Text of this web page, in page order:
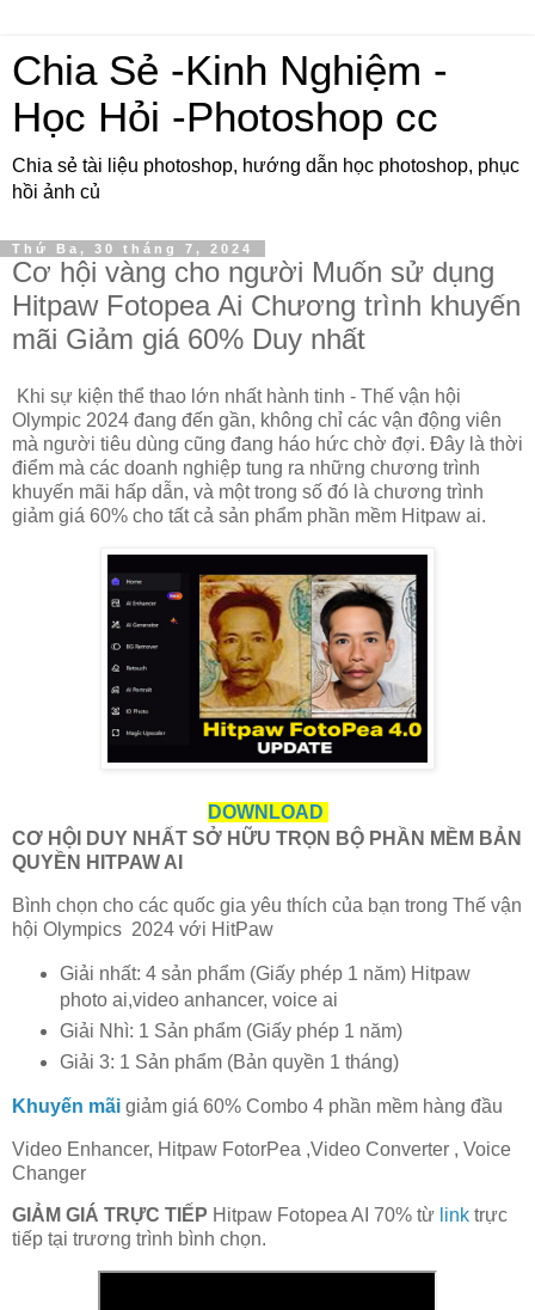
Chia Sẻ -Kinh Nghiệm -
Học Hỏi -Photoshop cc
Chia sẻ tài liệu photoshop, hướng dẫn học photoshop, phục
hồi ảnh củ
Thứ Ba, 30 tháng 7, 2024
Cơ hội vàng cho người Muốn sử dụng
Hitpaw Fotopea Ai Chương trình khuyến
mãi Giảm giá 60% Duy nhất
Khi sự kiện thể thao lớn nhất hành tinh - Thế vận hội
Olympic 2024 đang đến gần, không chỉ các vận động viên
mà người tiêu dùng cũng đang háo hức chờ đợi. Đây là thời
điểm mà các doanh nghiệp tung ra những chương trình
khuyến mãi hấp dẫn, và một trong số đó là chương trình
giảm giá 60% cho tất cả sản phẩm phần mềm Hitpaw ai.
DOWNLOAD
CƠ HỘI DUY NHẤT SỞ HỮU TRỌN BỘ PHẦN MỀM BẢN
QUYỀN HITPAW AI
Bình chọn cho các quốc gia yêu thích của bạn trong Thế vận
hội Olympics 2024 với HitPaw
Giải nhất: 4 sản phẩm (Giấy phép 1 năm) Hitpaw
photo ai,video anhancer, voice ai
Giải Nhì: 1 Sản phẩm (Giấy phép 1 năm)
Giải 3: 1 Sản phẩm (Bản quyền 1 tháng)
Khuyến mãi giảm giá 60% Combo 4 phần mềm hàng đầu
Video Enhancer, Hitpaw FotorPea ,Video Converter , Voice
Changer
GIẢM GIÁ TRỰC TIẾP Hitpaw Fotopea AI 70% từ link trực
tiếp tại trương trình bình chọn.